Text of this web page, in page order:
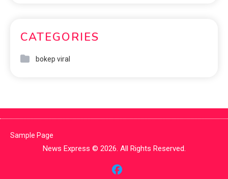
CATEGORIES
bokep viral
Sample Page
News Express © 2026. All Rights Reserved.